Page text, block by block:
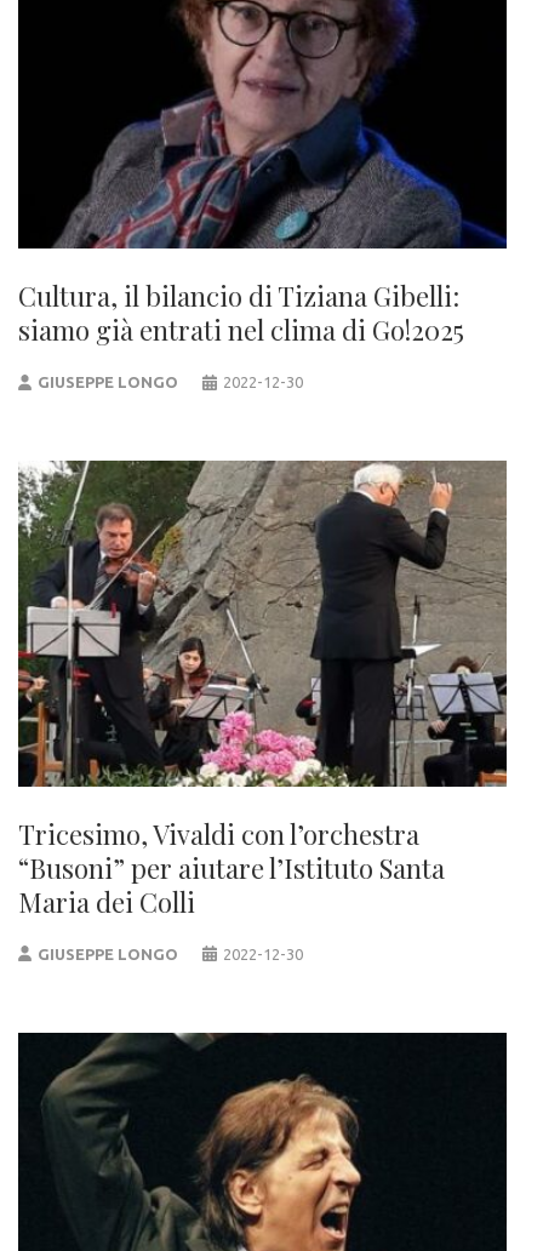
Cultura, il bilancio di Tiziana Gibelli:
siamo già entrati nel clima di Go!2025
GIUSEPPE LONGO 2022-12-30
Tricesimo, Vivaldi con l’orchestra
“Busoni” per aiutare l’Istituto Santa
Maria dei Colli
GIUSEPPE LONGO 2022-12-30